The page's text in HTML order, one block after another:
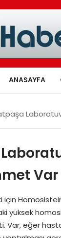
ANASAYFA
Var
için
yüksek
Var, eğer